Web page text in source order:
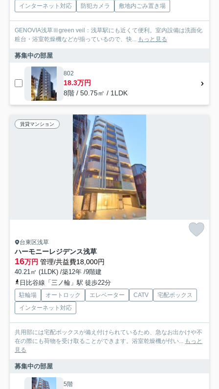
インターネット対応
防犯カメラ 敷地内ごみ置き場
GENOVIA浅草Ⅲgreen veil：浅草駅にも近くて便利。室内設備は洗面化
粧台・浴室乾燥機などが揃っているので、快... もっと見る
募集中の部屋
802
18.3万円
8階 / 50.75㎡ / 1LDK
賃貸マンション
台東区浅草
ハーモニーレジデンス浅草
16万円 管理/共益費18,000円
40.21㎡ (1LDK) /築12年 /9階建
日比谷線「三ノ輪」駅 徒歩22分
駐輪場 オートロック エレベーター CATV
宅配ボックス
インターネット対応
共用部には宅配ボックスが備え付けられているため、急なお出かけや不
在の際にも荷物を受け取ることができます。浴室乾燥機が付い... もっと
見る
募集中の部屋
5階